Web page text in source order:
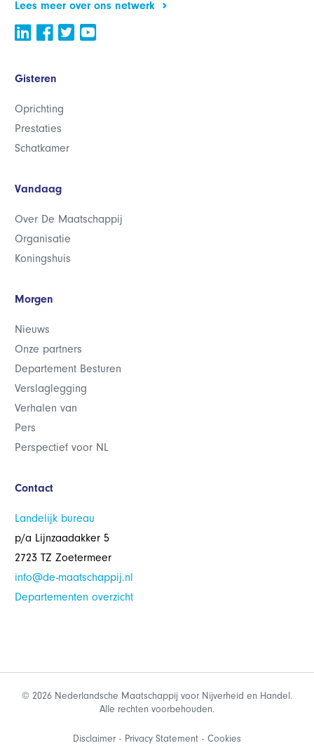
Lees meer over ons netwerk
Gisteren
Oprichting
Prestaties
Schatkamer
Vandaag
Over De Maatschappij
Organisatie
Koningshuis
Morgen
Nieuws
Onze partners
Departement Besturen
Verslaglegging
Verhalen van
Pers
Perspectief voor NL
Contact
Landelijk bureau
p/a Lijnzaadakker 5
2723 TZ Zoetermeer
info@de-maatschappij.nl
Departementen overzicht
© 2026 Nederlandsche Maatschappij voor Nijverheid en Handel.
Alle rechten voorbehouden.
Disclaimer Privacy Statement Cookies